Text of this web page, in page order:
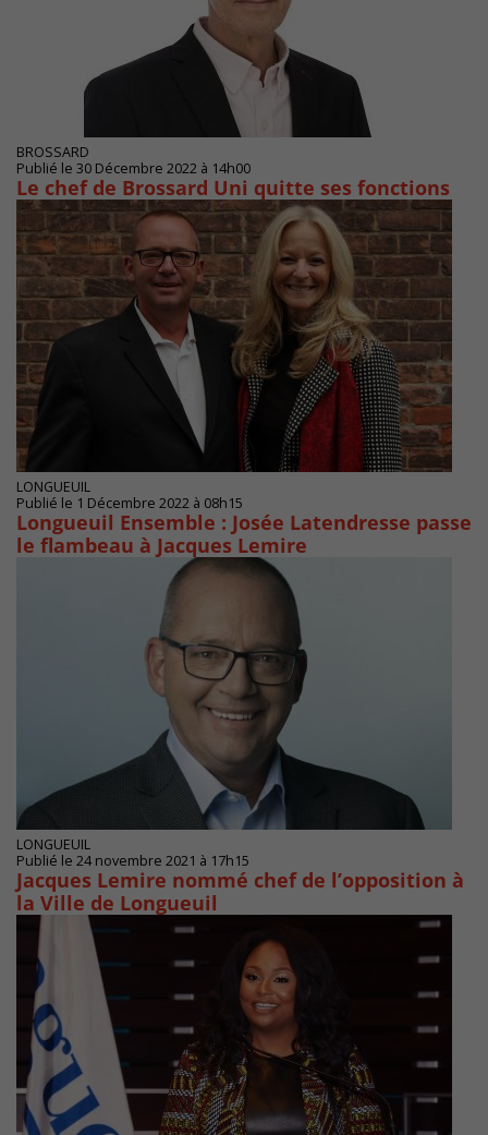
BROSSARD
Publié le 30 Décembre 2022 à 14h00
Le chef de Brossard Uni quitte ses fonctions
LONGUEUIL
Publié le 1 Décembre 2022 à 08h15
Longueuil Ensemble : Josée Latendresse passe
le flambeau à Jacques Lemire
LONGUEUIL
Publié le 24 novembre 2021 à 17h15
Jacques Lemire nommé chef de l’opposition à
la Ville de Longueuil